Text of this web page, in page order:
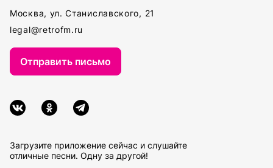
Москва, ул. Станиславского, 21
legal@retrofm.ru
Загрузите приложение сейчас и слушайте
отличные песни. Одну за другой!
Отправить письмо